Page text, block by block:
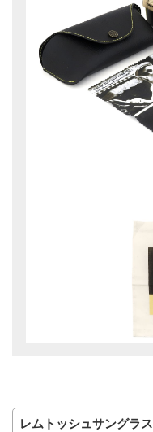
レムトッシュサングラ